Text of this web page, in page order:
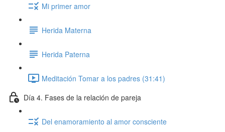
Mi primer amor
Herida Materna
Herida Paterna
Meditación Tomar a los padres (31:41)
Día 4. Fases de la relación de pareja
Del enamoramiento al amor consciente